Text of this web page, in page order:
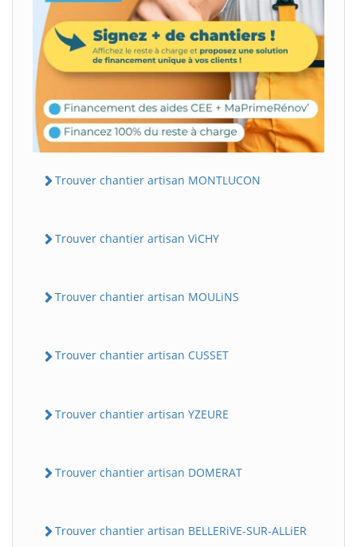
Trouver chantier artisan MONTLUCON
Trouver chantier artisan ViCHY
Trouver chantier artisan MOULiNS
Trouver chantier artisan CUSSET
Trouver chantier artisan YZEURE
Trouver chantier artisan DOMERAT
Trouver chantier artisan BELLERiVE-SUR-ALLiER